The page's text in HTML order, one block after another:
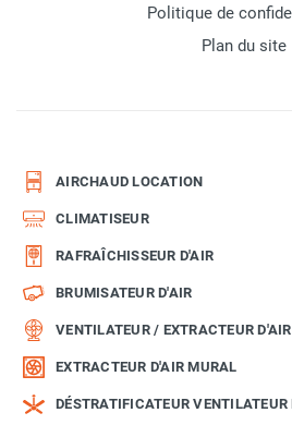
Politique de
Plan du site
AIRCHAUD LOCATION
CLIMATISEUR
RAFRAÎCHISSEUR D'AIR
BRUMISATEUR D'AIR
VENTILATEUR / EXTRACTEUR
EXTRACTEUR D'AIR MURAL
DÉSTRATIFICATEUR VENTILATEUR